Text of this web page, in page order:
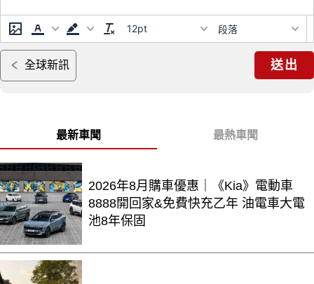
12pt 段落
全球新訊 送出
最新車聞 最熱車聞
2026年8月購車優惠｜《Kia》電動車
8888開回家&免費快充乙年 油電車大電
池8年保固